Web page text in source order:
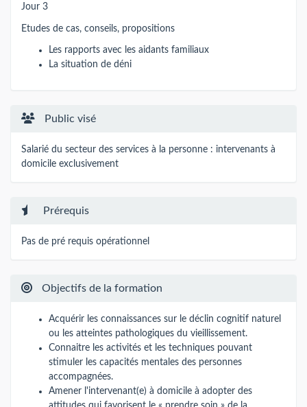
Jour 3
Etudes de cas, conseils, propositions
Les rapports avec les aidants familiaux
La situation de déni
Public visé
Salarié du secteur des services à la personne : intervenants à
domicile exclusivement
Prérequis
Pas de pré requis opérationnel
Objectifs de la formation
Acquérir les connaissances sur le déclin cognitif naturel
ou les atteintes pathologiques du vieillissement.
Connaitre les activités et les techniques pouvant
stimuler les capacités mentales des personnes
accompagnées.
Amener l'intervenant(e) à domicile à adopter des